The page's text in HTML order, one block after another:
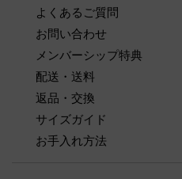
よくあるご質問
お問い合わせ
メンバーシップ特典
配送・送料
返品・交換
サイズガイド
お手入れ方法